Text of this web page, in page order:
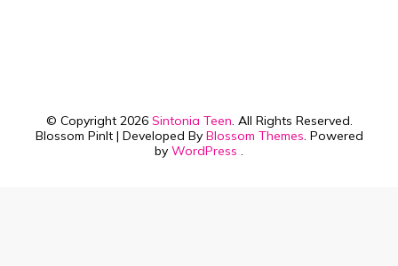
© Copyright 2026 Sintonia Teen. All Rights Reserved.
Blossom PinIt | Developed By Blossom Themes. Powered
by WordPress .